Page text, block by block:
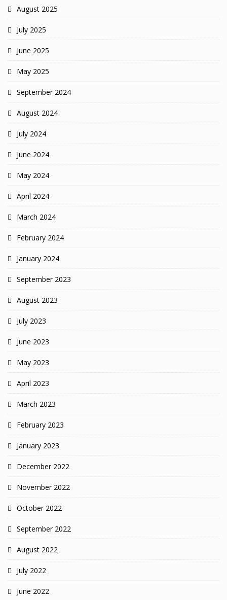
August 2025
July 2025
June 2025
May 2025
September 2024
August 2024
July 2024
June 2024
May 2024
April 2024
March 2024
February 2024
January 2024
September 2023
August 2023
July 2023
June 2023
May 2023
April 2023
March 2023
February 2023
January 2023
December 2022
November 2022
October 2022
September 2022
August 2022
July 2022
June 2022